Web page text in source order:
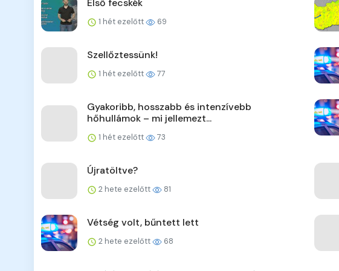
Első fecskék
1 hét ezelőtt 69
Szellőztessünk!
1 hét ezelőtt 77
Gyakoribb, hosszabb és intenzívebb
hőhullámok – mi jellemezt...
1 hét ezelőtt 73
Újratöltve?
2 hete ezelőtt 81
Vétség volt, bűntett lett
2 hete ezelőtt 68